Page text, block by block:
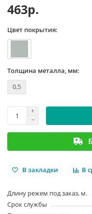
463р.
Цвет покрытия:
Толщина металла, мм:
0.5
В закладки В
Длину режем под заказ, м.
Срок службы